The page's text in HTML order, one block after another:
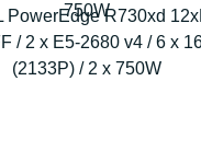
750W